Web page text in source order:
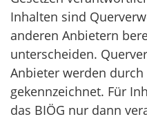
Inhalten sind
anderen Anbietern
unterscheiden.
Anbieter werden durch
gekennzeichnet. Für
das BIÖG nur dann